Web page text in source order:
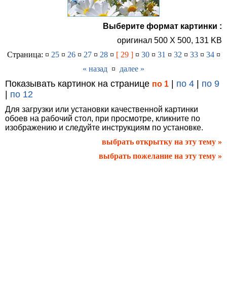
Выберите формат картинки :
оригинал 500 X 500, 131 KB
Страница: ¤ 25¤ 26¤ 27¤ 28¤ [ 29 ]¤ 30¤ 31 ¤ 32 ¤ 33¤ 34¤
« назад ¤ далее »
Показывать картинок на странице по 1 | по 4 | по 9
| по 12
Для загрузки или установки качественной картинки
обоев на рабочий стол, при просмотре, кликните по
изображению и следуйте инструкциям по установке.
выбрать открытку на эту тему »
выбрать пожелание на эту тему »